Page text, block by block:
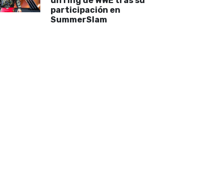
participación en
SummerSlam